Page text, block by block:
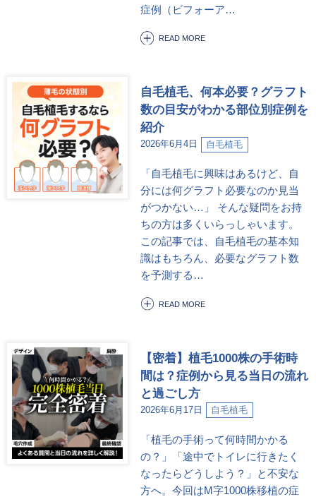
症例（ビフォーア…
READ MORE
2026年6月4日 自毛植毛
自毛植毛、何本必要？グラフト
数の目安がわかる部位別症例を
紹介
「自毛植毛に興味はあるけど、自
分には何グラフト必要なのか見当
がつかない…」 そんな疑問をお持
ちの方は多くいらっしゃいます。
この記事では、自毛植毛の基本知
識はもちろん、必要なグラフト数
を予測する…
READ MORE
2026年6月17日 自毛植毛
【密着】植毛1000株の手術時
間は？症例から見る当日の流れ
と過ごし方
「植毛の手術って何時間かかる
の？」「途中でトイレに行きたく
なったらどうしよう？」と不安な
方へ。今回はM字1000株移植の症